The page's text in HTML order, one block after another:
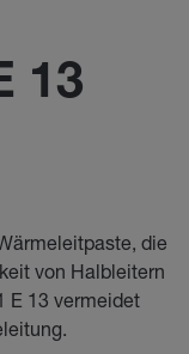
13
die
von Halbleitern
E 13 vermeidet